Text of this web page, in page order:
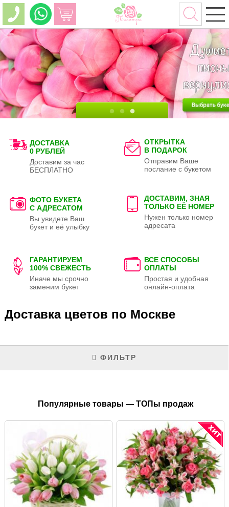
ДОСТАВКА
0 РУБЛЕЙ
Доставим за час
БЕСПЛАТНО
ОТКРЫТКА
В ПОДАРОК
Отправим Ваше
послание с букетом
ФОТО БУКЕТА
С АДРЕСАТОМ
Вы увидете Ваш
букет и её улыбку
ДОСТАВИМ, ЗНАЯ
ТОЛЬКО ЕЁ НОМЕР
Нужен только номер
адресата
ГАРАНТИРУЕМ
100% СВЕЖЕСТЬ
Иначе мы срочно
заменим букет
ВСЕ СПОСОБЫ
ОПЛАТЫ
Простая и удобная
онлайн-оплата
Доставка цветов по Москве
ФИЛЬТР
Популярные товары — ТОПы продаж